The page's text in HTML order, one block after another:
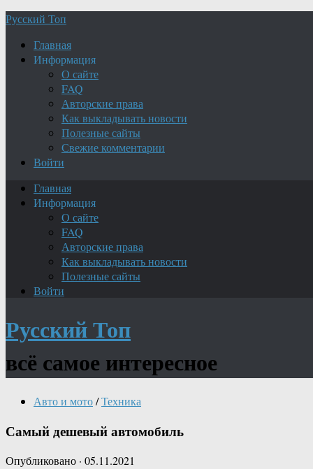
Русский Топ
Главная
Информация
О сайте
FAQ
Авторские права
Как выкладывать новости
Полезные сайты
Свежие комментарии
Войти
Главная
Информация
О сайте
FAQ
Авторские права
Как выкладывать новости
Полезные сайты
Войти
Русский Топ
всё самое интересное
Авто и мото/Техника
Самый дешевый автомобиль
Опубликовано · 05.11.2021